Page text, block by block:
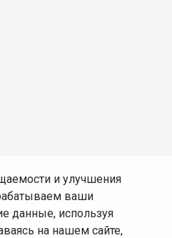
и улучшения
ваши
данные, используя
на нашем сайте,